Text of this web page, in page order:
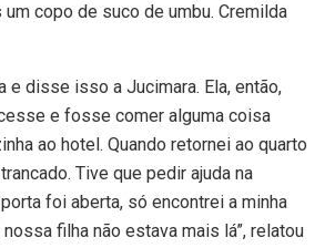
copo de suco de umbu. Cremilda
e disse isso a Jucimara. Ela, então,
e fosse comer alguma coisa
ao hotel. Quando retornei ao quarto
Tive que pedir ajuda na
foi aberta, só encontrei a minha
filha não estava mais lá”, relatou